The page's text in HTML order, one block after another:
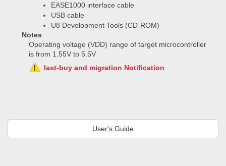
EASE1000 interface cable
USB cable
U8 Development Tools (CD-ROM)
Notes
Operating voltage (VDD) range of target microcontroller
is from 1.55V to 5.5V
last-buy and migration Notification
User's Guide